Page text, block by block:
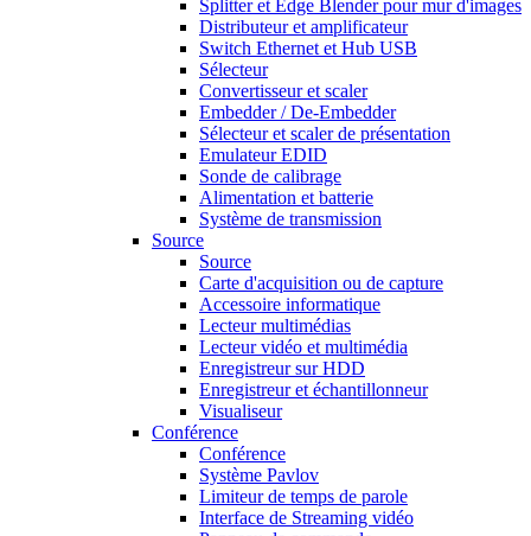
Splitter et Edge Blender pour mur d'images
Distributeur et amplificateur
Switch Ethernet et Hub USB
Sélecteur
Convertisseur et scaler
Embedder / De-Embedder
Sélecteur et scaler de présentation
Emulateur EDID
Sonde de calibrage
Alimentation et batterie
Système de transmission
Source
Source
Carte d'acquisition ou de capture
Accessoire informatique
Lecteur multimédias
Lecteur vidéo et multimédia
Enregistreur sur HDD
Enregistreur et échantillonneur
Visualiseur
Conférence
Conférence
Système Pavlov
Limiteur de temps de parole
Interface de Streaming vidéo